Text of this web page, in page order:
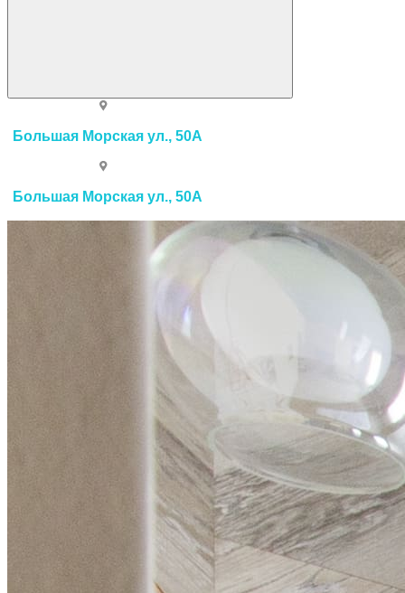
Большая Морская ул., 50А
Большая Морская ул., 50А